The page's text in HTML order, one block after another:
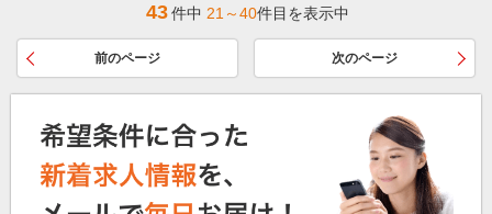
43件中 21～40件目を表示中
前のページ 次のページ